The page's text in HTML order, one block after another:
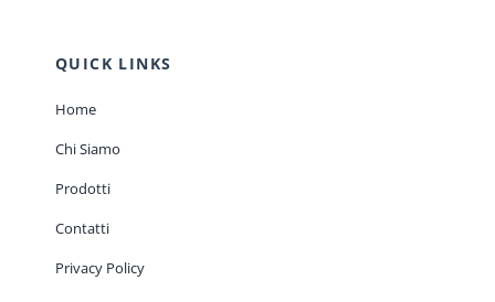
QUICK LINKS
Home
Chi Siamo
Prodotti
Contatti
Privacy Policy